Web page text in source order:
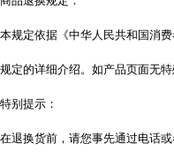
本规定依据《中华人民共和国消
规定的详细介绍。如产品页面无
特别提示：
在退换货前，请您事先通过电话